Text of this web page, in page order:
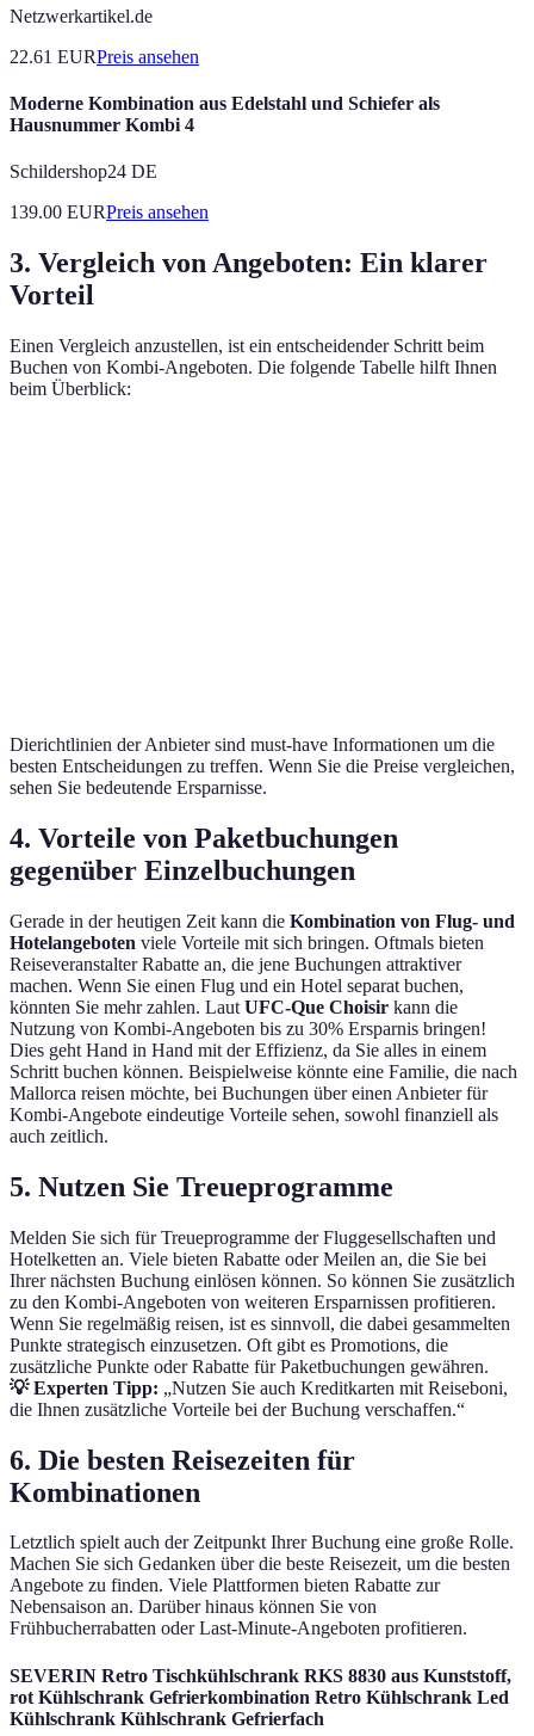
Netzwerkartikel.de
22.61 EURPreis ansehen
Moderne Kombination aus Edelstahl und Schiefer als
Hausnummer Kombi 4
Schildershop24 DE
139.00 EURPreis ansehen
3. Vergleich von Angeboten: Ein klarer
Vorteil
Einen Vergleich anzustellen, ist ein entscheidender Schritt beim
Buchen von Kombi-Angeboten. Die folgende Tabelle hilft Ihnen
beim Überblick:
Dierichtlinien der Anbieter sind must-have Informationen um die
besten Entscheidungen zu treffen. Wenn Sie die Preise vergleichen,
sehen Sie bedeutende Ersparnisse.
4. Vorteile von Paketbuchungen
gegenüber Einzelbuchungen
Gerade in der heutigen Zeit kann die Kombination von Flug- und
Hotelangeboten viele Vorteile mit sich bringen. Oftmals bieten
Reiseveranstalter Rabatte an, die jene Buchungen attraktiver
machen. Wenn Sie einen Flug und ein Hotel separat buchen,
könnten Sie mehr zahlen. Laut UFC-Que Choisir kann die
Nutzung von Kombi-Angeboten bis zu 30% Ersparnis bringen!
Dies geht Hand in Hand mit der Effizienz, da Sie alles in einem
Schritt buchen können. Beispielweise könnte eine Familie, die nach
Mallorca reisen möchte, bei Buchungen über einen Anbieter für
Kombi-Angebote eindeutige Vorteile sehen, sowohl finanziell als
auch zeitlich.
5. Nutzen Sie Treueprogramme
Melden Sie sich für Treueprogramme der Fluggesellschaften und
Hotelketten an. Viele bieten Rabatte oder Meilen an, die Sie bei
Ihrer nächsten Buchung einlösen können. So können Sie zusätzlich
zu den Kombi-Angeboten von weiteren Ersparnissen profitieren.
Wenn Sie regelmäßig reisen, ist es sinnvoll, die dabei gesammelten
Punkte strategisch einzusetzen. Oft gibt es Promotions, die
zusätzliche Punkte oder Rabatte für Paketbuchungen gewähren.
💡 Experten Tipp: „Nutzen Sie auch Kreditkarten mit Reiseboni,
die Ihnen zusätzliche Vorteile bei der Buchung verschaffen.“
6. Die besten Reisezeiten für
Kombinationen
Letztlich spielt auch der Zeitpunkt Ihrer Buchung eine große Rolle.
Machen Sie sich Gedanken über die beste Reisezeit, um die besten
Angebote zu finden. Viele Plattformen bieten Rabatte zur
Nebensaison an. Darüber hinaus können Sie von
Frühbucherrabatten oder Last-Minute-Angeboten profitieren.
SEVERIN Retro Tischkühlschrank RKS 8830 aus Kunststoff,
rot Kühlschrank Gefrierkombination Retro Kühlschrank Led
Kühlschrank Kühlschrank Gefrierfach